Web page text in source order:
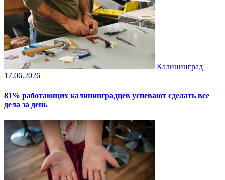
Калининград
17.06.2026
81% работающих калининградцев успевают сделать все
дела за день